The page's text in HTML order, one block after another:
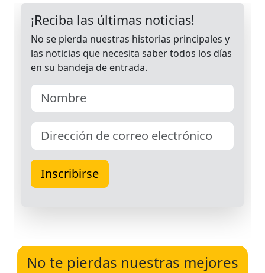
No te pierdas nuestras mejores